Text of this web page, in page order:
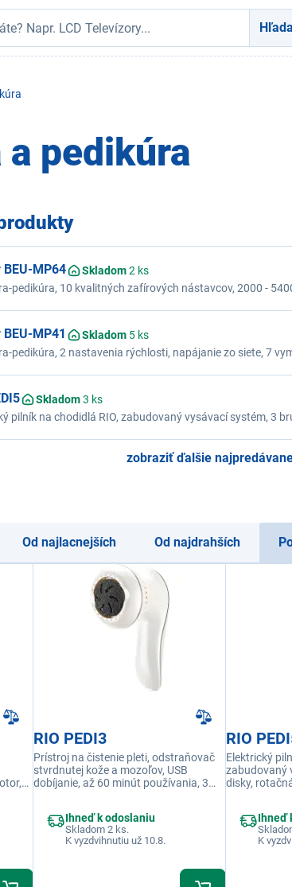
pedikúra
BEU-MP64 Skladom2 ks
pedikúra, 10 kvalitných zafírových nástavcov, 2000 -
BEU-MP41 Skladom 5 ks
pedikúra, 2 nastavenia rýchlosti, napájanie zo siete, 7
Skladom3 ks
pilník na chodidlá RIO, zabudovaný vysávací systém, 3
pod tečúcou vodou, odnímateľný zásobník na
zobraziť ďalšie
Od najlacnejších Od najdrahších
RIO PEDI3
Prístroj na čistenie pleti, odstraňovač
stvrdnutej kože a mozoľov, USB
dobíjanie, až 60 minút používania, 3
Ihneď k odoslaniu
Skladom 2 ks.
K vyzdvihnutiu už 10.8.
RIO
Elektrický
zabudovaný
disky,
vodeodolné
tečúcou
na
Ihneď
K